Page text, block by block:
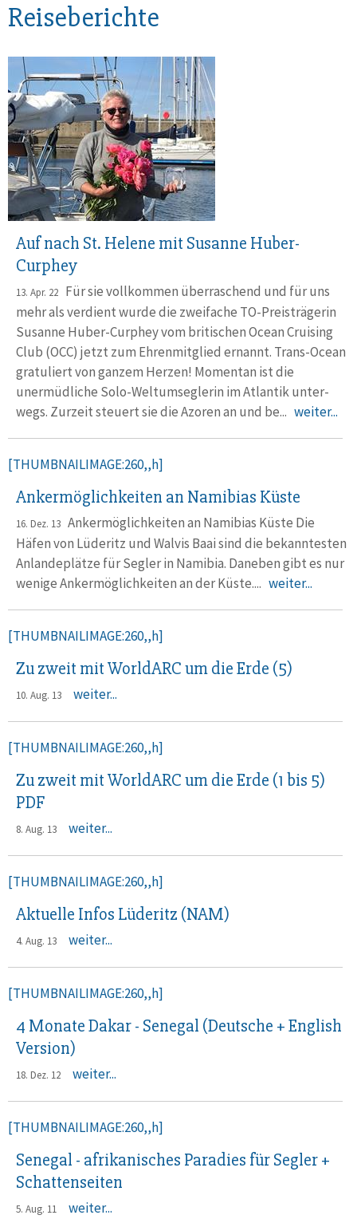
Reiseberichte
Auf nach St. Helene mit Susanne Huber-
Curphey
13. Apr. 22 Für sie vollkommen überraschend und für uns
mehr als verdient wurde die zwei­fache TO-Preis­trägerin
Susanne Huber-Curphey vom briti­schen Ocean Cruising
Club (OCC) jetzt zum Ehren­mitglied ernannt. Trans-Ocean
gratuliert von ganzem Herzen! Momentan ist die
unermüdliche Solo-Welt­umseg­lerin im Atlantik unter­
wegs. Zurzeit steuert sie die Azoren an und be... weiter...
[THUMBNAILIMAGE:260,,h]
Ankermöglichkeiten an Namibias Küste
16. Dez. 13 Ankermöglichkeiten an Namibias Küste Die
Häfen von Lüderitz und Walvis Baai sind die bekanntesten
Anlandeplätze für Segler in Namibia. Daneben gibt es nur
wenige Ankermöglichkeiten an der Küste.... weiter...
[THUMBNAILIMAGE:260,,h]
Zu zweit mit WorldARC um die Erde (5)
10. Aug. 13 weiter...
[THUMBNAILIMAGE:260,,h]
Zu zweit mit WorldARC um die Erde (1 bis 5)
PDF
8. Aug. 13 weiter...
[THUMBNAILIMAGE:260,,h]
Aktuelle Infos Lüderitz (NAM)
4. Aug. 13 weiter...
[THUMBNAILIMAGE:260,,h]
4 Monate Dakar - Senegal (Deutsche + English
Version)
18. Dez. 12 weiter...
[THUMBNAILIMAGE:260,,h]
Senegal - afrikanisches Paradies für Segler +
Schattenseiten
5. Aug. 11 weiter...